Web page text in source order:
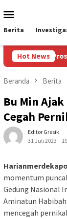
ke
kontenMobile
Berita
Hot News
Prosedur Resmi
Beranda Berita
Bu Min
Cegah
Editor Gresik
31 Juli 2023
momentum
Gedung Nasional
Aminatun
mencegah